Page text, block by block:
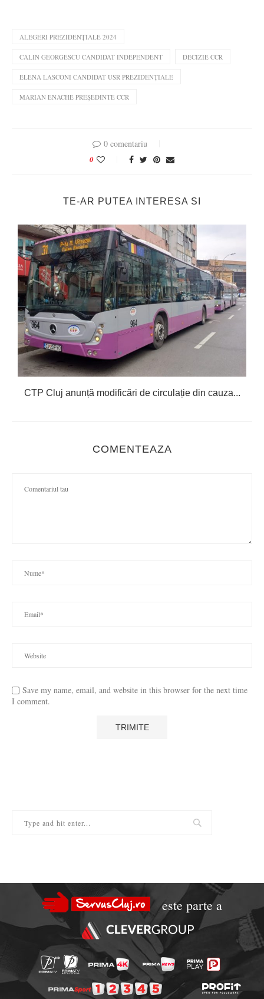
ALEGERI PREZIDENȚIALE 2024
CALIN GEORGESCU CANDIDAT INDEPENDENT DECIZIE CCR
ELENA LASCONI CANDIDAT USR PREZIDENȚIALE
MARIAN ENACHE PREȘEDINTE CCR
0 comentariu
0
TE-AR PUTEA INTERESA SI
CTP Cluj anunță modificări de circulație din cauza...
COMENTEAZA
Save my name, email, and website in this browser for the next time
I comment.
este parte a